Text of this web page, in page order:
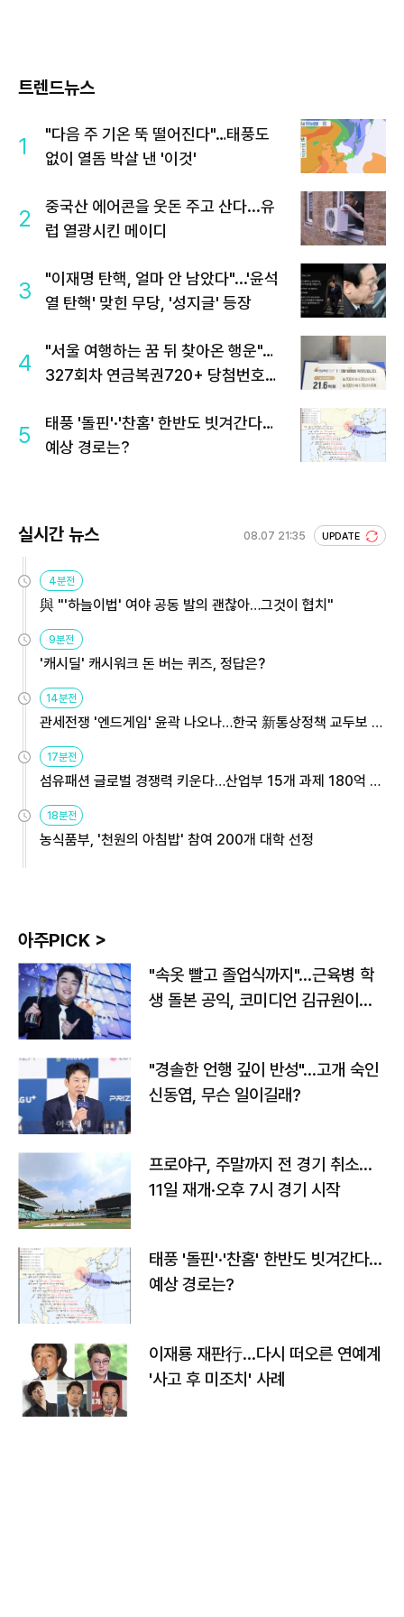
트렌드뉴스
1
"다음 주 기온 뚝 떨어진다"…태풍도
없이 열돔 박살 낸 '이것'
2
중국산 에어콘을 웃돈 주고 산다...유
럽 열광시킨 메이디
3
"이재명 탄핵, 얼마 안 남았다"...'윤석
열 탄핵' 맞힌 무당, '성지글' 등장
4
"서울 여행하는 꿈 뒤 찾아온 행운"…
327회차 연금복권720+ 당첨번호조
5
태풍 '돌핀'·'찬홈' 한반도 빗겨간다…
예상 경로는?
실시간 뉴스 08.07 21:35 UPDATE
4분전
與 "'하늘이법' 여야 공동 발의 괜찮아…그것이 협치"
9분전
'캐시딜' 캐시워크 돈 버는 퀴즈, 정답은?
14분전
관세전쟁 '엔드게임' 윤곽 나오나…한국 新통상정책 교두보 활
용해야
17분전
섬유패션 글로벌 경쟁력 키운다…산업부 15개 과제 180억 지
원
18분전
농식품부, '천원의 아침밥' 참여 200개 대학 선정
아주PICK >
"속옷 빨고 졸업식까지"…근육병 학
생 돌본 공익, 코미디언 김규원이었
"경솔한 언행 깊이 반성"…고개 숙인
신동엽, 무슨 일이길래?
프로야구, 주말까지 전 경기 취소…
11일 재개·오후 7시 경기 시작
태풍 '돌핀'·'찬홈' 한반도 빗겨간다…
예상 경로는?
이재룡 재판行…다시 떠오른 연예계
'사고 후 미조치' 사례